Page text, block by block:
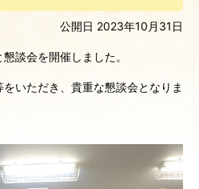
公開日 2023年10月31日
談会を開催しました。
いただき、貴重な懇談会となりま